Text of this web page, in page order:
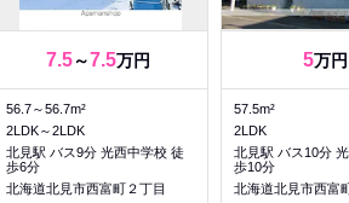
7.5～7.5万円
56.7～56.7m²
2LDK～2LDK
北見駅 バス9分 光西中学校 徒
歩6分
北海道北見市西富町２丁目
5万円
57.5m²
2LDK
北見駅 バス10分
歩10分
北海道北見市西富